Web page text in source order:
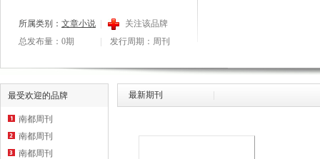
所属类别： 文章小说
关注该品牌
总发布量：0期
发行周期：周刊
最受欢迎的品牌
南都周刊
南都周刊
南都周刊
最新期刊